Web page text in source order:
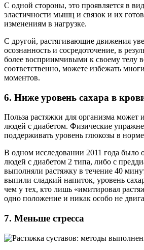
С одной стороны, это проявляется в
эластичности мышц и связок и их
изменениям в нагрузке.
С другой, растягивающие движения
осознанность и сосредоточение, в
более восприимчивыми к своему телу
соответственно, можете избежать
моментов.
6. Ниже уровень сахара в
Польза растяжки для организма может
людей с диабетом. Физические
поддерживать уровень глюкозы в
В одном исследовании 2011 года было
людей с диабетом 2 типа, либо с
выполняли растяжку в течение 40
выпили сладкий напиток, уровень
чем у тех, кто лишь «имитировал
одно положение и никак особо не
7. Меньше стресса